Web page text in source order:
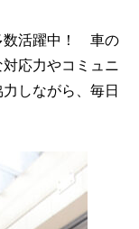
数活躍中！ 車の
応力やコミュニ
しながら、毎日